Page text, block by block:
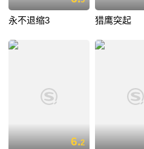
永不退缩3 猎鹰突起
6.2